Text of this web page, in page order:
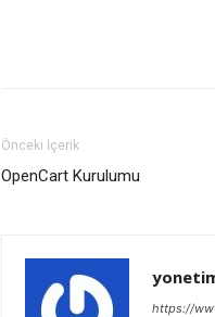
Önceki İçerik
OpenCart Kurulumu
https://